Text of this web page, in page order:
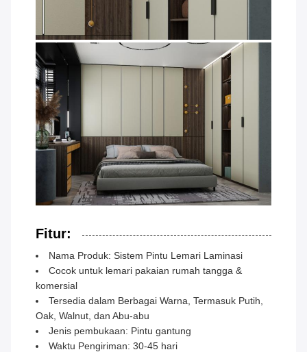
Fitur:
Nama Produk: Sistem Pintu Lemari Laminasi
Cocok untuk lemari pakaian rumah tangga &
komersial
Tersedia dalam Berbagai Warna, Termasuk Putih,
Oak, Walnut, dan Abu-abu
Jenis pembukaan: Pintu gantung
Waktu Pengiriman: 30-45 hari